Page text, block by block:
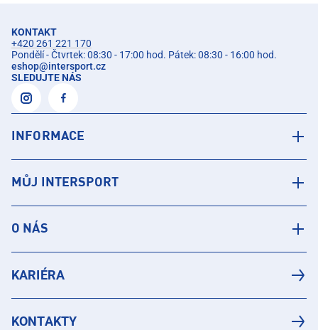
KONTAKT
+420 261 221 170
Pondělí - Čtvrtek: 08:30 - 17:00 hod. Pátek: 08:30 - 16:00 hod.
eshop@intersport.cz
SLEDUJTE NÁS
INFORMACE
MŮJ INTERSPORT
O NÁS
KARIÉRA
KONTAKTY